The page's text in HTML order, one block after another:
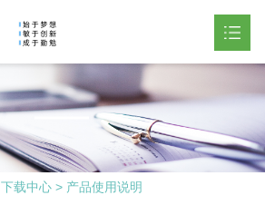

下载中心 > 产品使用说明